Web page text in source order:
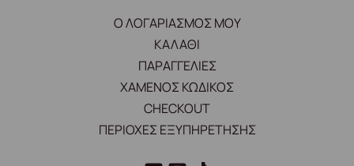
Ο ΛΟΓΑΡΙΑΣΜΟΣ ΜΟΥ
ΚΑΛΑΘΙ
ΠΑΡΑΓΓΕΛΙΕΣ
ΧΑΜΕΝΟΣ ΚΩΔΙΚΟΣ
CHECKOUT
ΠΕΡΙΟΧΕΣ ΕΞΥΠΗΡΕΤΗΣΗΣ